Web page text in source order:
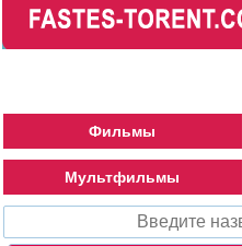
Фильмы
Мультфильмы